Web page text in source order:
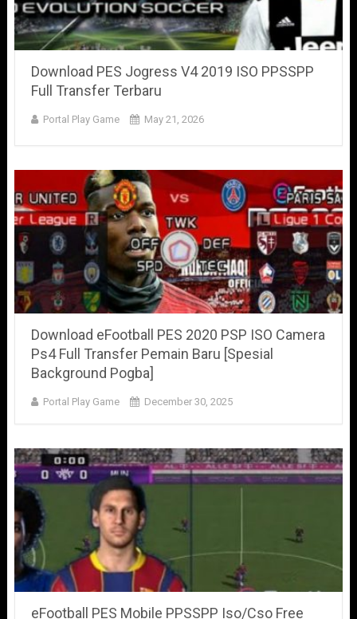
Download PES Jogress V4 2019 ISO PPSSPP
Full Transfer Terbaru
Portal Play Game May 21, 2026
Download eFootball PES 2020 PSP ISO Camera
Ps4 Full Transfer Pemain Baru [Spesial
Background Pogba]
Portal Play Game December 30, 2025
eFootball PES Mobile PPSSPP Iso/Cso Free